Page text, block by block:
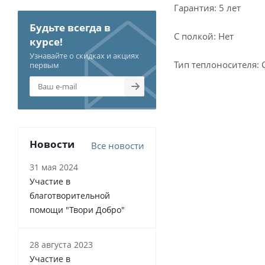
Гарантия: 5 лет
С полкой: Нет
Тип теплоносителя:
Будьте всегда в
курсе!
Узнавайте о скидках и акциях
первым
Новости Все новости
31 мая 2024
Участие в
благотворительной
помощи "Твори Добро"
28 августа 2023
Участие в